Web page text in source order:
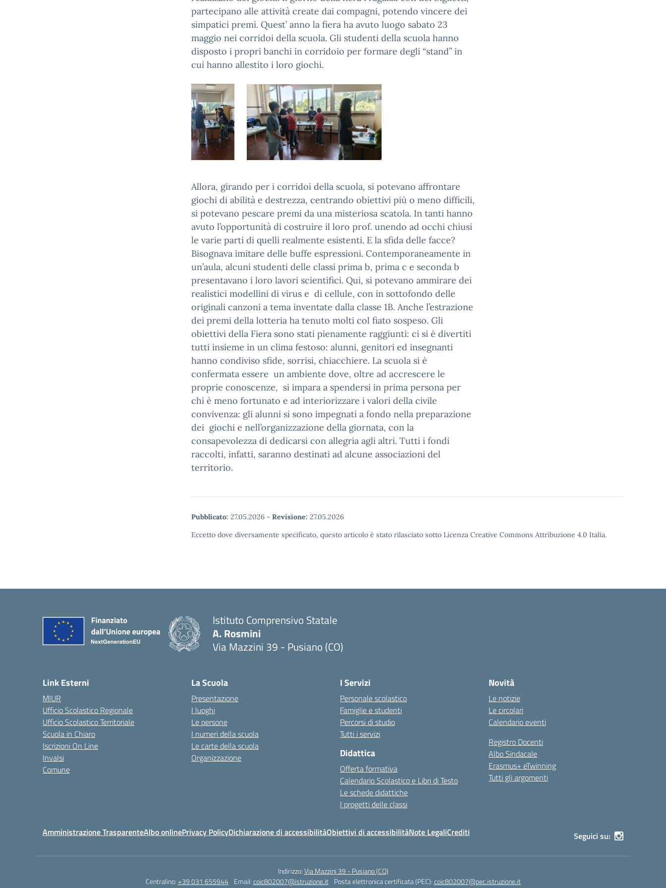
partecipano alle attività create dai compagni, potendo vincere dei
simpatici premi. Quest’ anno la fiera ha avuto luogo sabato 23
maggio nei corridoi della scuola. Gli studenti della scuola hanno
disposto i propri banchi in corridoio per formare degli “stand” in
cui hanno allestito i loro giochi.
Allora, girando per i corridoi della scuola, si potevano affrontare
giochi di abilità e destrezza, centrando obiettivi più o meno difficili,
si potevano pescare premi da una misteriosa scatola. In tanti hanno
avuto l’opportunità di costruire il loro prof. unendo ad occhi chiusi
le varie parti di quelli realmente esistenti. E la sfida delle facce?
Bisognava imitare delle buffe espressioni. Contemporaneamente in
un’aula, alcuni studenti delle classi prima b, prima c e seconda b
presentavano i loro lavori scientifici. Qui, si potevano ammirare dei
realistici modellini di virus e di cellule, con in sottofondo delle
originali canzoni a tema inventate dalla classe 1B. Anche l’estrazione
dei premi della lotteria ha tenuto molti col fiato sospeso. Gli
obiettivi della Fiera sono stati pienamente raggiunti: ci si è divertiti
tutti insieme in un clima festoso: alunni, genitori ed insegnanti
hanno condiviso sfide, sorrisi, chiacchiere. La scuola si è
confermata essere un ambiente dove, oltre ad accrescere le
proprie conoscenze, si impara a spendersi in prima persona per
chi è meno fortunato e ad interiorizzare i valori della civile
convivenza: gli alunni si sono impegnati a fondo nella preparazione
dei giochi e nell’organizzazione della giornata, con la
consapevolezza di dedicarsi con allegria agli altri. Tutti i fondi
raccolti, infatti, saranno destinati ad alcune associazioni del
territorio.
Pubblicato: 27.05.2026 - Revisione: 27.05.2026
Eccetto dove diversamente specificato, questo articolo è stato rilasciato sotto Licenza Creative Commons Attribuzione 4.0 Italia.
Istituto Comprensivo Statale
A. Rosmini
Via Mazzini 39 - Pusiano (CO)
Link Esterni
MIUR
Ufficio Scolastico Regionale
Ufficio Scolastico Territoriale
Scuola in Chiaro
Iscrizioni On Line
Invalsi
Comune
La Scuola
Presentazione
I luoghi
Le persone
I numeri della scuola
Le carte della scuola
Organizzazione
I Servizi
Personale scolastico
Famiglie e studenti
Percorsi di studio
Tutti i servizi
Didattica
Offerta formativa
Calendario Scolastico e Libri di Testo
Le schede didattiche
I progetti delle classi
Novità
Le notizie
Le circolari
Calendario eventi
Registro Docenti
Albo Sindacale
Erasmus+ eTwinning
Tutti gli argomenti
Amministrazione TrasparenteAlbo onlinePrivacy PolicyDichiarazione di accessibilitàObiettivi di accessibilitàNote LegaliCrediti Seguici su:
Indirizzo:Via Mazzini 39 - Pusiano (CO)
Centralino:+39 031 655944 Email:coic802007@istruzione.it Posta elettronica certificata (PEC):coic802007@pec.istruzione.it